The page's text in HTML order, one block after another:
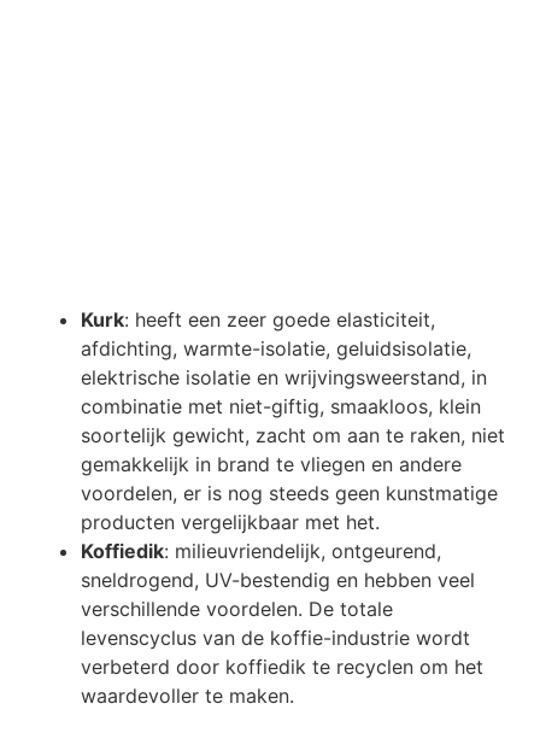
Kurk: heeft een zeer goede elasticiteit,
afdichting, warmte-isolatie, geluidsisolatie,
elektrische isolatie en wrijvingsweerstand, in
combinatie met niet-giftig, smaakloos, klein
soortelijk gewicht, zacht om aan te raken, niet
gemakkelijk in brand te vliegen en andere
voordelen, er is nog steeds geen kunstmatige
producten vergelijkbaar met het.
Koffiedik: milieuvriendelijk, ontgeurend,
sneldrogend, UV-bestendig en hebben veel
verschillende voordelen. De totale
levenscyclus van de koffie-industrie wordt
verbeterd door koffiedik te recyclen om het
waardevoller te maken.